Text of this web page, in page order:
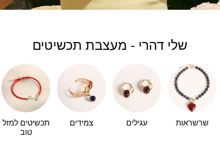
שלי דהרי - מעצבת תכשיטים
שרשראות עגילים צמידים
תכשיטים למזל
טוב